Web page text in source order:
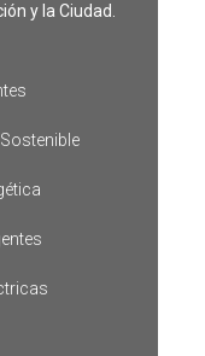
y la Ciudad.